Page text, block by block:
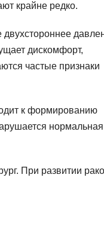
крайне редко.
дискомфорт,
частые признаки
к формированию
нормальная
При развитии